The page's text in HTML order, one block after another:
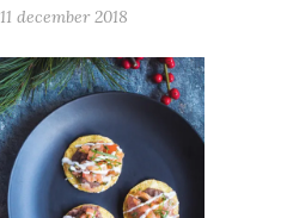
11 december 2018